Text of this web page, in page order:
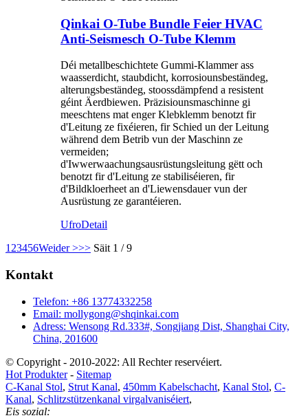
Qinkai O-Tube Bundle Feier HVAC
Anti-Seismesch O-Tube Klemm
Déi metallbeschichtete Gummi-Klammer ass
waasserdicht, staubdicht, korrosiounsbeständeg,
alterungsbeständeg, stoossdämpfend a resistent
géint Äerdbiewen. Präzisiounsmaschinne gi
meeschtens mat enger Klebklemm benotzt fir
d'Leitung ze fixéieren, fir Schied un der Leitung
während dem Betrib vun der Maschinn ze
vermeiden;
d'Iwwerwaachungsausrüstungsleitung gëtt och
benotzt fir d'Leitung ze stabiliséieren, fir
d'Bildkloerheet an d'Liewensdauer vun der
Ausrüstung ze garantéieren.
UfroDetail
1 23456Weider >>> Säit 1 / 9
Kontakt
Telefon: +86 13774332258
Email: mollygong@shqinkai.com
Adress: Wensong Rd.333#, Songjiang Dist, Shanghai City,
China, 201600
© Copyright - 2010-2022: All Rechter reservéiert.
Hot Produkter- Sitemap
C-Kanal Stol, Strut Kanal, 450mm Kabelschacht, Kanal Stol, C-
Kanal, Schlitzstützenkanal virgalvaniséiert,
Eis sozial: